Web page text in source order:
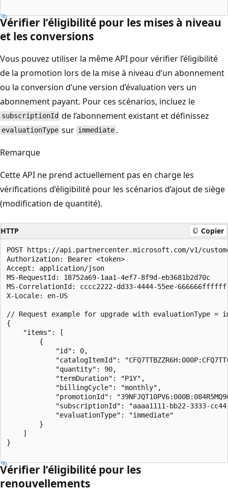
Vérifier l’éligibilité pour les mises à niveau
et les conversions
Vous pouvez utiliser la même API pour vérifier l’éligibilité
de la promotion lors de la mise à niveau d’un abonnement
ou la conversion d’une version d’évaluation vers un
abonnement payant. Pour ces scénarios, incluez le
subscriptionId de l’abonnement existant et définissez
evaluationType sur immediate .
Remarque
Cette API ne prend actuellement pas en charge les
vérifications d’éligibilité pour les scénarios d’ajout de siège
(modification de quantité).
HTTP Copier
POST https://api.partnercenter.microsoft.com/v1/
Authorization: Bearer <token>
Accept: application/json
MS-RequestId: 18752a69-1aa1-4ef7-8f9d-eb3681b2d70c
MS-CorrelationId: cccc2222-dd33-4444-55ee-666666ffffff
X-Locale: en-US
// Request example for upgrade with evaluationType =
{
    "items": [
        {
            "id": 0,
"catalogItemId":
            "quantity": 90,
            "termDuration": "P1Y",
            "billingCycle": "monthly",
"promotionId":
"subscriptionId": "aaaa1111-bb22-3333-
            "evaluationType": "immediate"
        }
    ]
}
Vérifier l’éligibilité pour les
renouvellements